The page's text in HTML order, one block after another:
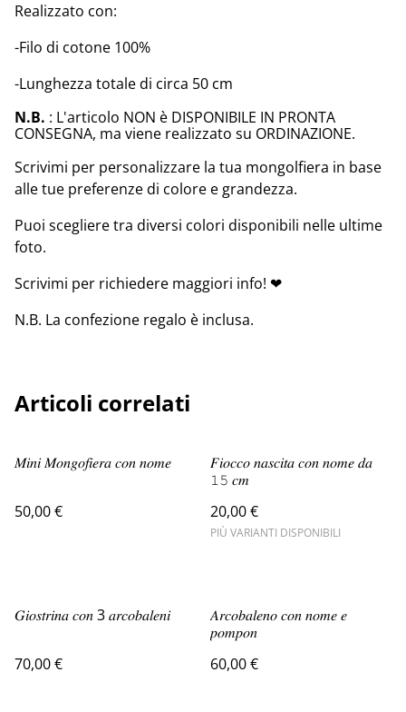
Realizzato con:
-Filo di cotone 100%
-Lunghezza totale di circa 50 cm
N.B. : L'articolo NON è DISPONIBILE IN PRONTA
CONSEGNA, ma viene realizzato su ORDINAZIONE.
Scrivimi per personalizzare la tua mongolfiera in base
alle tue preferenze di colore e grandezza.
Puoi scegliere tra diversi colori disponibili nelle ultime
foto.
Scrivimi per richiedere maggiori info! ❤
N.B. La confezione regalo è inclusa.
Articoli correlati
𝑀𝑖𝑛𝑖 𝑀𝑜𝑛𝑔𝑜𝑓𝑖𝑒𝑟𝑎 𝑐𝑜𝑛 𝑛𝑜𝑚𝑒
50,00 €
𝐹𝑖𝑜𝑐𝑐𝑜 𝑛𝑎𝑠𝑐𝑖𝑡𝑎 𝑐𝑜𝑛 𝑛𝑜𝑚𝑒 𝑑𝑎
𝟷𝟻 𝑐𝑚
20,00 €
PIÙ VARIANTI DISPONIBILI
𝐺𝑖𝑜𝑠𝑡𝑟𝑖𝑛𝑎 𝑐𝑜𝑛 3 𝑎𝑟𝑐𝑜𝑏𝑎𝑙𝑒𝑛𝑖
70,00 €
𝐴𝑟𝑐𝑜𝑏𝑎𝑙𝑒𝑛𝑜 𝑐𝑜𝑛 𝑛𝑜𝑚𝑒 𝑒
𝑝𝑜𝑚𝑝𝑜𝑛
60,00 €